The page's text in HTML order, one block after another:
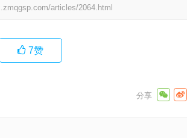
articles/2064.html
7赞